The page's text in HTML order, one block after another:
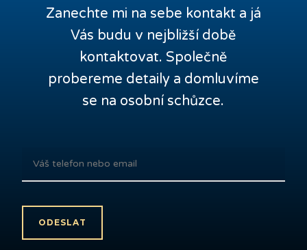
Zanechte mi na sebe kontakt a já
Vás budu v nejbližší době
kontaktovat. Společně
probereme detaily a domluvíme
se na osobní schůzce.